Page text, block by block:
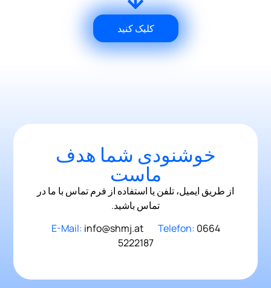
کلیک کنید
خوشنودی شما هدف
ماست
از طریق ایمیل، تلفن یا استفاده از فرم تماس با ما در
تماس باشید.
E-Mail: info@shmj.at Telefon: 0664
5222187